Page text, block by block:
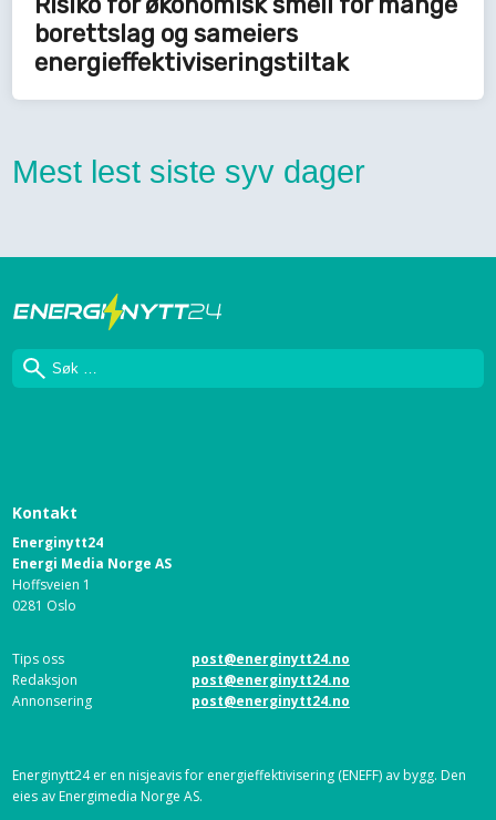
borettslag og sameiers
energieffektiviseringstiltak
Mest lest siste syv dager
Søk
Kontakt
Energinytt24
Energi Media Norge AS
Hoffsveien 1
0281 Oslo
Tips oss
post@energinytt24.no
Redaksjon
post@energinytt24.no
Annonsering
post@energinytt24.no
Energinytt24 er en nisjeavis for energieffektivisering (ENEFF) av bygg. Den
eies av Energimedia Norge AS.